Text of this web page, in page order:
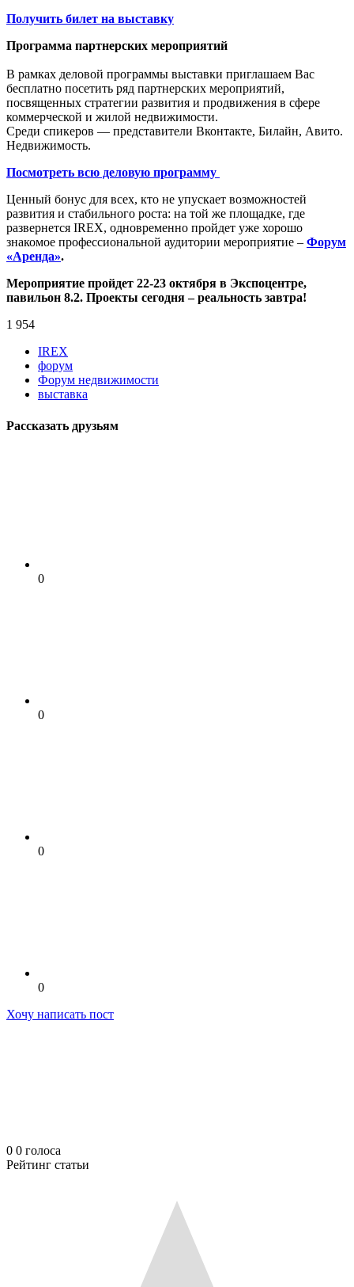
Получить билет на выставку
Программа партнерских мероприятий
В рамках деловой программы выставки приглашаем Вас
бесплатно посетить ряд партнерских мероприятий,
посвященных стратегии развития и продвижения в сфере
коммерческой и жилой недвижимости.
Среди спикеров — представители Вконтакте, Билайн, Авито.
Недвижимость.
Посмотреть всю деловую программу
Ценный бонус для всех, кто не упускает возможностей
развития и стабильного роста: на той же площадке, где
развернется IREX, одновременно пройдет уже хорошо
знакомое профессиональной аудитории мероприятие – Форум
«Аренда».
Мероприятие пройдет 22-23 октября в Экспоцентре,
павильон 8.2. Проекты сегодня – реальность завтра!
1 954
IREX
форум
Форум недвижимости
выставка
Рассказать друзьям
0
0
0
0
Хочу написать пост
0 0 голоса
Рейтинг статьи